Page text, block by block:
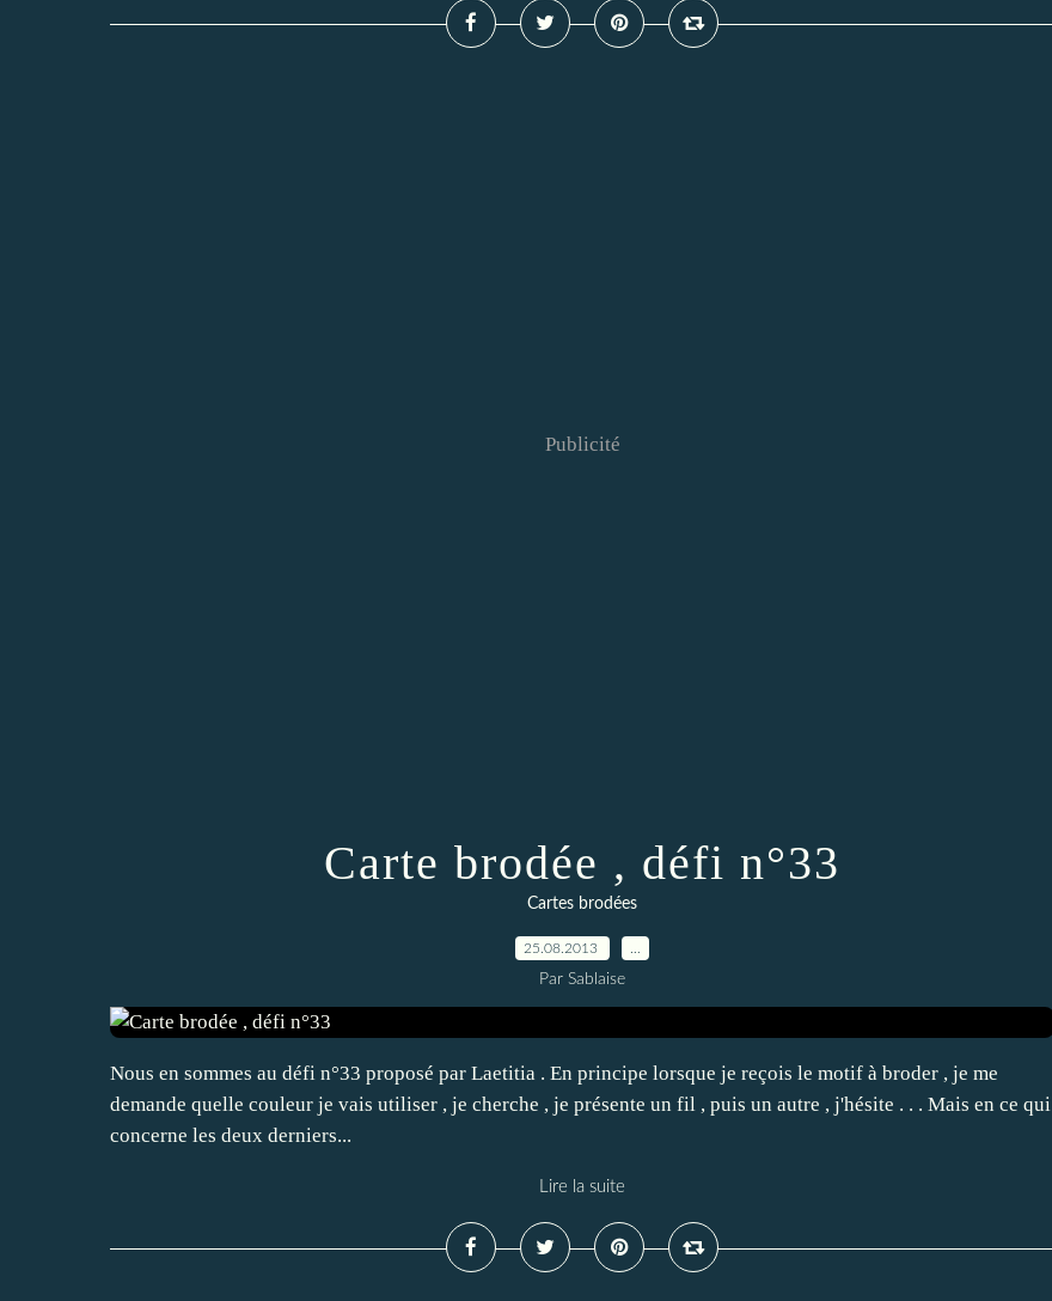
Publicité
Carte brodée , défi n°33
Cartes brodées
25.08.2013
Par Sablaise
Nous en sommes au défi n°33 proposé par Laetitia . En principe lorsque je reçois le motif à broder , je me
demande quelle couleur je vais utiliser , je cherche , je présente un fil , puis un autre , j'hésite . . . Mais en ce qui
concerne les deux derniers...
Lire la suite